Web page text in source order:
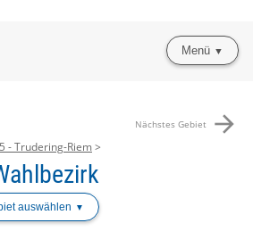
Menü
Nächstes Gebiet arrow_forward
- Trudering-Riem
auswählen